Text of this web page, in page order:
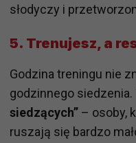
słodyczy i
5. Trenujesz, a
Godzina treningu nie
godzinnego siedzenia.
siedzących” – osoby,
ruszają się bardzo